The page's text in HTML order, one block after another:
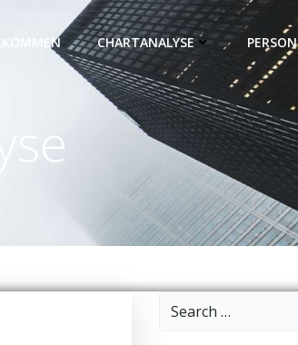
CHARTANALYSE PERSON
Search